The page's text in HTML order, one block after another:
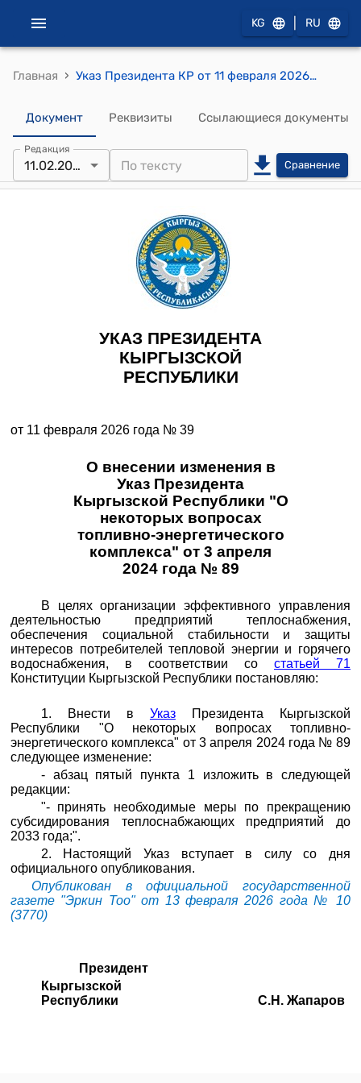
KG RU
Главная › Указ Президента КР от 11 февраля 2026 года № 39 "О внесении изменения в Указ Президента Кыргызской Республики "О некоторых вопросах топливно-энергетического комплекса" от 3 апреля 2024 года № 89"
Документ Реквизиты Ссылающиеся документы
Редакция
11.02.2026 Сравнение